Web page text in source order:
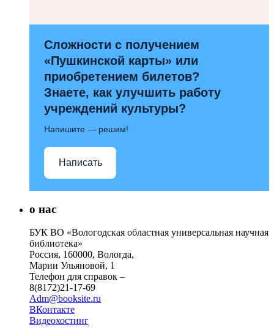
Сложности с получением
«Пушкинской карты» или
приобретением билетов?
Знаете, как улучшить работу
учреждений культуры?
Напишите — решим!
Написать
о нас
БУК ВО «Вологодская областная универсальная научная
библиотека»
Россия, 160000, Вологда,
Марии Ульяновой, 1
Телефон для справок –
8(8172)21-17-69
Adm@booksite.ru
ВКонтакте
Видеохостинг